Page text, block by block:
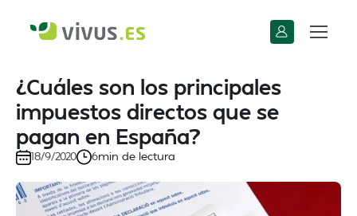
¿Cuáles son los principales
impuestos directos que se
pagan en España?
18/9/2020 6min de lectura